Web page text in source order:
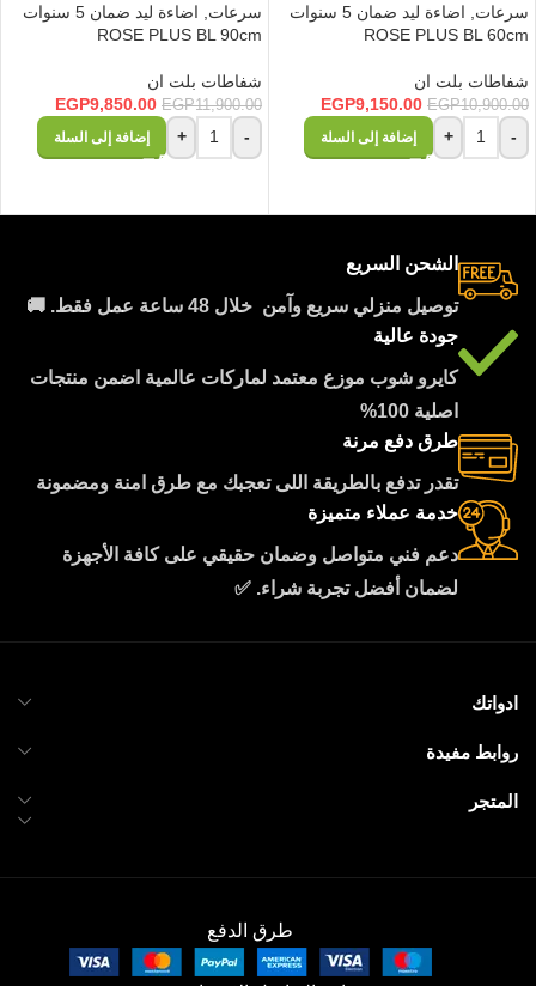
سرعات, اضاءة ليد ضمان 5 سنوات
ROSE PLUS BL 60cm
شفاطات بلت ان
EGP10,900.00
EGP9,150.00
-
+ إضافة إلى السلة
سرعات, اضاءة ليد ضمان 5 سنوات
ROSE PLUS BL 90cm
شفاطات بلت ان
EGP11,900.00
EGP9,850.00
-
+ إضافة إلى السلة
الشحن السريع
توصيل منزلي سريع وآمن خلال 48 ساعة عمل فقط. 🚚
جودة عالية
كايرو شوب موزع معتمد لماركات عالمية اضمن منتجات
اصلية 100%
طرق دفع مرنة
تقدر تدفع بالطريقة اللى تعجبك مع طرق امنة ومضمونة
خدمة عملاء متميزة
دعم فني متواصل وضمان حقيقي على كافة الأجهزة
لضمان أفضل تجربة شراء. ✅
ادواتك
روابط مفيدة
المتجر
طرق الدفع